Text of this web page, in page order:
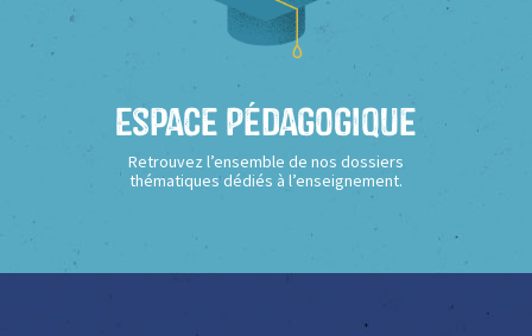
Espace Pédagogique
Retrouvez l’ensemble de nos dossiers
thématiques dédiés à l’enseignement.